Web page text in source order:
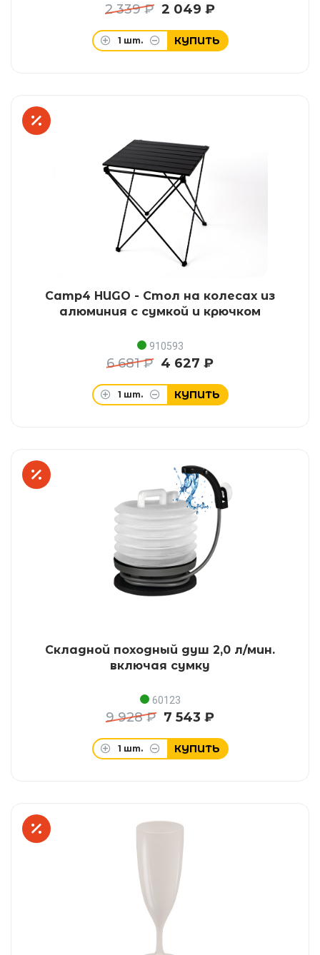
2 339 ₽ 2 049 ₽
1 шт. КУПИТЬ
Camp4 HUGO - Стол на колесах из
алюминия с сумкой и крючком
910593
6 681 ₽ 4 627 ₽
1 шт. КУПИТЬ
Складной походный душ 2,0 л/мин.
включая сумку
60123
9 928 ₽ 7 543 ₽
1 шт. КУПИТЬ